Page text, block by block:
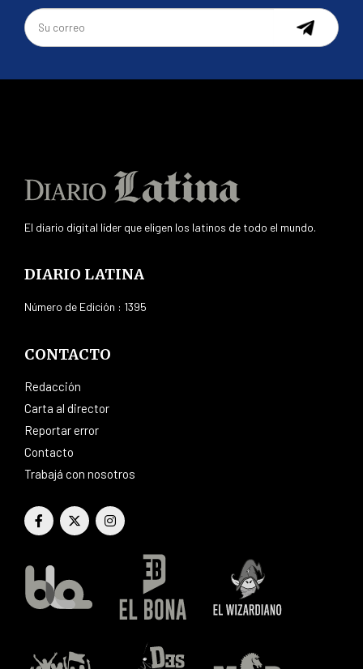
El diario digital líder que eligen los latinos de todo el mundo.
DIARIO LATINA
Número de Edición : 1395
CONTACTO
Redacción
Carta al director
Reportar error
Contacto
Trabajá con nosotros